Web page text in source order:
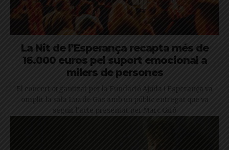
La Nit de l’Esperança recapta més de
16.000 euros pel suport emocional a
milers de persones
El concert organitzat per la Fundació Ajuda i Esperança va
omplir la sala Luz de Gas amb un públic entregat que va
seguir l'acte presentat per Marc Giró